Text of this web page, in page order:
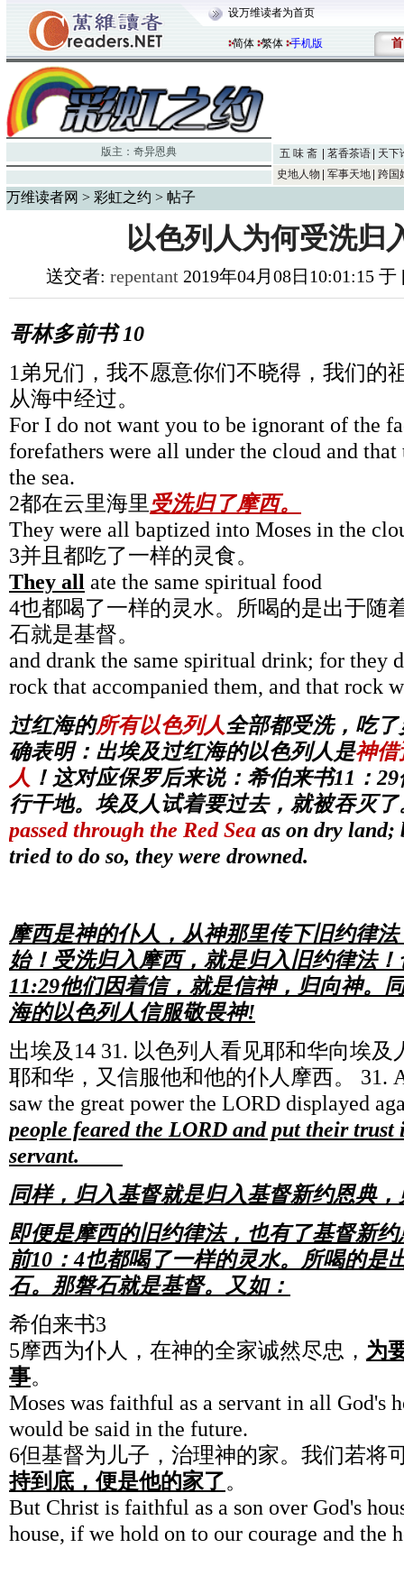
设万维读者为首页
简体 繁体 手机版 首
版主： 奇异恩典 五 味 斋 茗香茶语
天下
史地人物
军事天地 跨国
万维读者网 > 彩虹之约 > 帖子
以色列人为何受洗归
送交者: repentant 2019年04月08日10:01:15
哥林多前书 10
1弟兄们，我不愿意你们不晓得，我们的
从海中经过。
For I do not want you to be ignorant of the
forefathers were all under the cloud and that
the sea.
2都在云里海里 受洗归了摩西。
They were all baptized into Moses in the
3并且都吃了一样的灵食。
They all ate the same spiritual food
4也都喝了一样的灵水。所喝的是出于随
石就是基督。
and drank the same spiritual drink; for they
rock that accompanied them, and that rock
过红海的所有以色列人全部都受洗，吃
确表明：出埃及过红海的以色列人是神借
人 ！这对应保罗后来说： 希伯来书11：
行干地。埃及人试着要过去，就被吞灭了
passed through the Red Sea as on dry land;
tried to do so, they were drowned.
摩西是神的仆人，从神那里传下旧约律
始！受洗归入摩西，就是归入旧约律法
11:29他们因着信，就是信神，归向神。
海的以色列人信服敬畏神!
出埃及14 31. 以色列人看见耶和华向埃
耶和华，又信服他和他的仆人摩西。 31.
saw the great power the LORD displayed
people feared the LORD and put their trust
servant.
同样，归入基督就是归入基督新约恩典
即便是摩西的旧约律法，也有了基督新
前10：4也都喝了一样的灵水。所喝的是
石。那磐石就是基督。又如：
希伯来书3
5摩西为仆人，在神的全家诚然尽忠， 为
事。
Moses was faithful as a servant in all God's
would be said in the future.
6但基督为儿子，治理神的家。我们若将
持到底，便是他的家了。
But Christ is faithful as a son over God's
house, if we hold on to our courage and the